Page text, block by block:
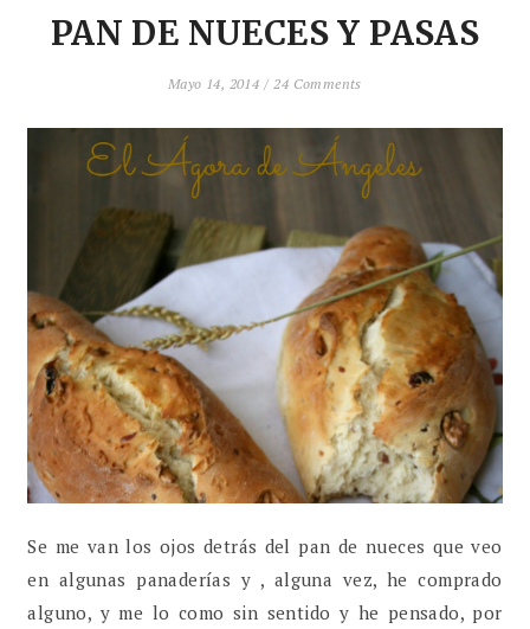
PAN DE NUECES Y PASAS
Mayo 14, 2014 / 24 Comments
Se me van los ojos detrás del pan de nueces que veo
en algunas panaderías y , alguna vez, he comprado
alguno, y me lo como sin sentido y he pensado, por